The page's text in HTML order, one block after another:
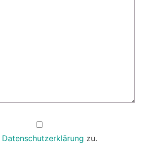
Datenschutzerklärung zu.